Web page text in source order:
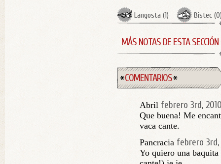
Langosta (1) Bistec (0
MÁS NOTAS DE ESTA SECCIÓN
COMENTARIOS
Abril febrero 3rd,
Que buena! Me
vaca cante.
Pancracia febrero 3rd,
Yo quiero una